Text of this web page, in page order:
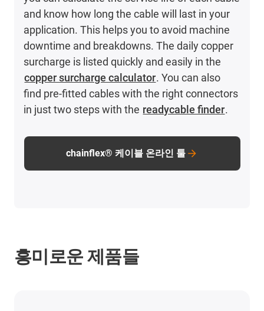
and know how long the cable will last in your
application. This helps you to avoid machine
downtime and breakdowns. The daily copper
surcharge is listed quickly and easily in the
copper surcharge calculator. You can also
find pre-fitted cables with the right connectors
in just two steps with the readycable finder.
chainflex® 케이블 온라인 툴
흥미로운 제품들